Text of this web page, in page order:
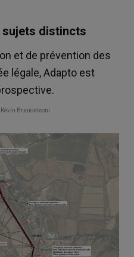
sujets distincts
et de prévention des
légale, Adapto est
Kévin Brancaleoni